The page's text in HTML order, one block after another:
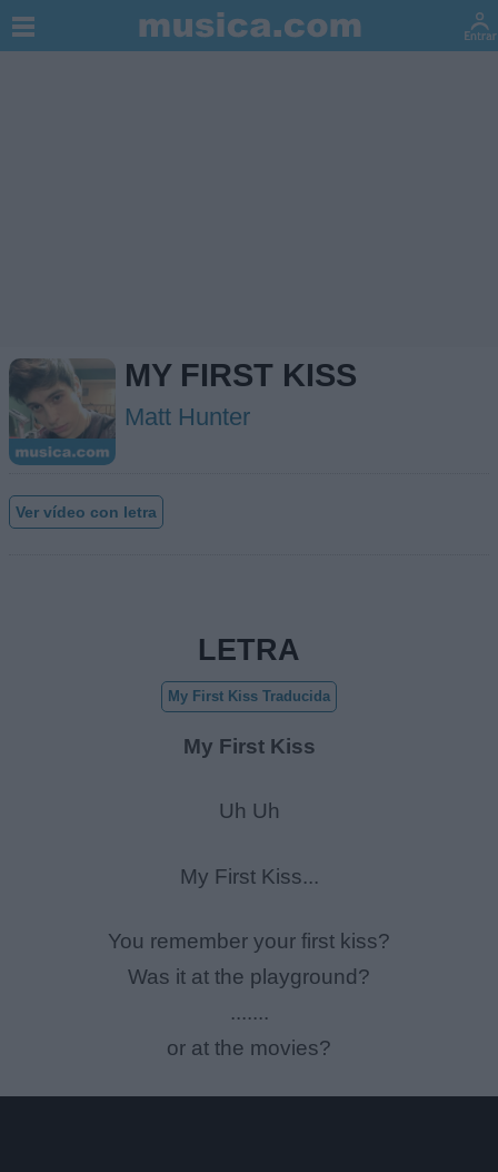
MY FIRST KISS
Matt Hunter
Ver vídeo con letra
LETRA
My First Kiss Traducida
My First Kiss
Uh Uh
My First Kiss...
You remember your first kiss?
Was it at the playground?
.......
or at the movies?